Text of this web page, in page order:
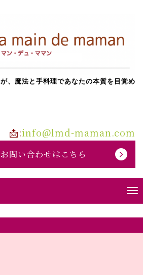
、魔法と手料理であなたの本質を目覚め
📩:info@lmd-maman.com
お問い合わせはこちら